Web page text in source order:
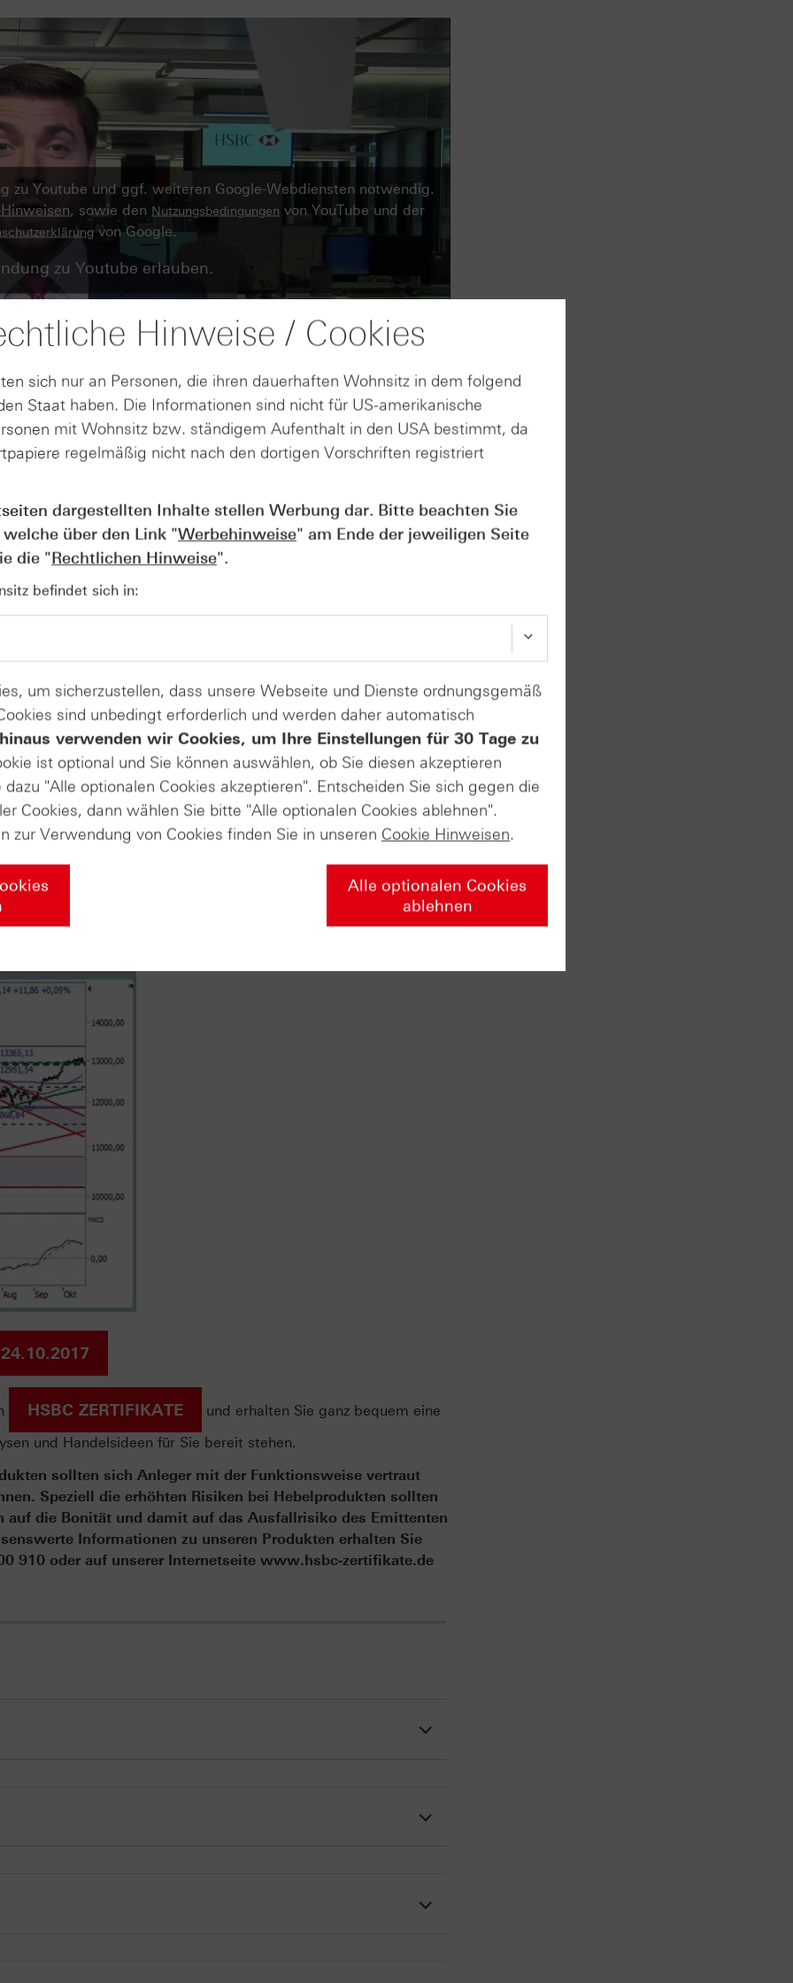
zu Youtube und ggf. weiteren Google-Webdiensten notwendig.
, sowie den Nutzungsbedingungen von YouTube und der
von Google.
zu Youtube erlauben.
Triskaidekaphobie?
Fluch auf die junge Prinzessin ausgesprochen. Wenn man sich
kann man den Eindruck gewinnen, dass die Bullen entweder
haben. Auch gestern ging der Kampf mit der
für die Bullen aus Sicht der technischen Indikatoren zunehmend
des MACD und dem seit Ende September im überkauften
leichten Vorsprung im charttechnischen Tauziehen
Zunächst sollte die runde Marke von 12.900 Punkten
Monats widerspiegelt. Erst danach rückt das ehemalige
Stopp Platzierung eignet – vom 20. Juni 2017 in das Blickfeld
(12.829 Punkte) der Aufwärtslücke vom 29. September auf
Durchbruch muss das charttechnische Kartendeck neu
in Form der 90-Tage- (akt. 12.483 Punkte) und der 200- Tage-
niedriger.
HSBC ZERTIFIKATE
und erhalten Sie ganz bequem eine
und Handelsideen für Sie bereit stehen.
sollten sich Anleger mit der Funktionsweise vertraut
Speziell die erhöhten Risiken bei Hebelprodukten sollten
auf die Bonität und damit auf das Ausfallrisiko des Emittenten
Informationen zu unseren Produkten erhalten Sie
910 oder auf unserer Internetseite www.hsbc-zertifikate.de
Hinweise / Cookies
sich nur an Personen, die ihren dauerhaften Wohnsitz in dem folgend
Staat haben. Die Informationen sind nicht für US-amerikanische
mit Wohnsitz bzw. ständigem Aufenthalt in den USA bestimmt, da
regelmäßig nicht nach den dortigen Vorschriften registriert
dargestellten Inhalte stellen Werbung dar. Bitte beachten Sie
über den Link "Werbehinweise" am Ende der jeweiligen Seite
die "Rechtlichen Hinweise".
befindet sich in:
um sicherzustellen, dass unsere Webseite und Dienste ordnungsgemäß
sind unbedingt erforderlich und werden daher automatisch
verwenden wir Cookies, um Ihre Einstellungen für 30 Tage zu
ist optional und Sie können auswählen, ob Sie diesen akzeptieren
"Alle optionalen Cookies akzeptieren". Entscheiden Sie sich gegen die
Cookies, dann wählen Sie bitte "Alle optionalen Cookies ablehnen".
zur Verwendung von Cookies finden Sie in unseren Cookie Hinweisen.
Alle optionalen Cookies
ablehnen